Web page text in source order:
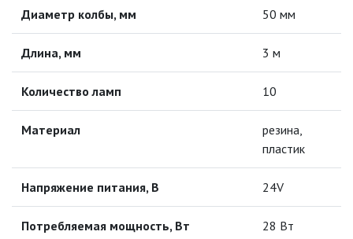
СВЕТОВЫЕ ФИГУРЫ
ОТВЕРТКИ
СВЕТИЛЬНИКИ
Диаметр колбы, мм 50 мм
Длина, мм 3 м
Количество ламп 10
Материал
резина,
пластик
Напряжение питания, В 24V
Потребляемая мощность, Вт 28 Вт